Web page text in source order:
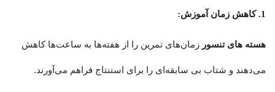
1. کاهش زمان آموزش:
هسته های تنسور زمان‌های تمرین را از هفته‌ها به ساعت‌ها کاهش
می‌دهند و شتاب بی سابقه‌ای را برای استنتاج فراهم می‌آورند.